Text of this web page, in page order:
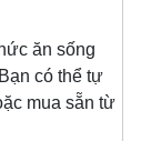
ăn sống
có thể tự
mua sẵn từ